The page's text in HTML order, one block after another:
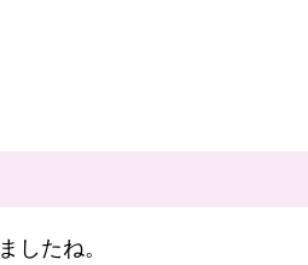
したね。